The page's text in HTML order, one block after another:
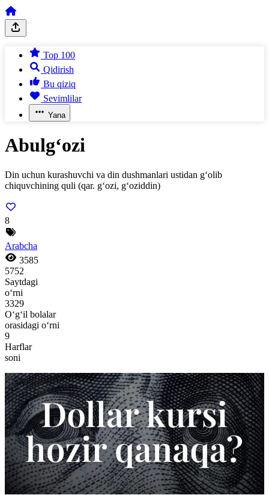
Top 100
Qidirish
Bu qiziq
Sevimlilar
Yana
Abulg‘ozi
Din uchun kurashuvchi va din dushmanlari ustidan g‘olib
chiquvchining quli (qar. g‘ozi, g‘oziddin)
8
Arabcha
3585
5752
Saytdagi
o‘rni
3329
O‘g‘il bolalar
orasidagi o‘rni
9
Harflar
soni